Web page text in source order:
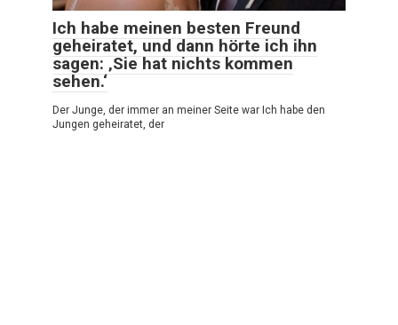
Ich habe meinen besten Freund
geheiratet, und dann hörte ich ihn
sagen: ‚Sie hat nichts kommen
sehen.‘
Der Junge, der immer an meiner Seite war Ich habe den
Jungen geheiratet, der